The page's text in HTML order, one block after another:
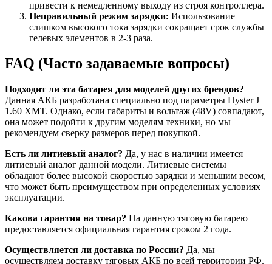
привести к немедленному выходу из строя контроллера.
Неправильный режим зарядки: Использование
слишком высокого тока зарядки сокращает срок службы
гелевых элементов в 2-3 раза.
FAQ (Часто задаваемые вопросы)
Подходит ли эта батарея для моделей других брендов?
Данная АКБ разработана специально под параметры Hyster J
1.60 XMT. Однако, если габариты и вольтаж (48V) совпадают,
она может подойти к другим моделям техники, но мы
рекомендуем сверку размеров перед покупкой.
Есть ли литиевый аналог? Да, у нас в наличии имеется
литиевый аналог данной модели. Литиевые системы
обладают более высокой скоростью зарядки и меньшим весом,
что может быть преимуществом при определенных условиях
эксплуатации.
Какова гарантия на товар? На данную тяговую батарею
предоставляется официальная гарантия сроком 2 года.
Осуществляется ли доставка по России? Да, мы
осуществляем доставку тяговых АКБ по всей территории РФ.